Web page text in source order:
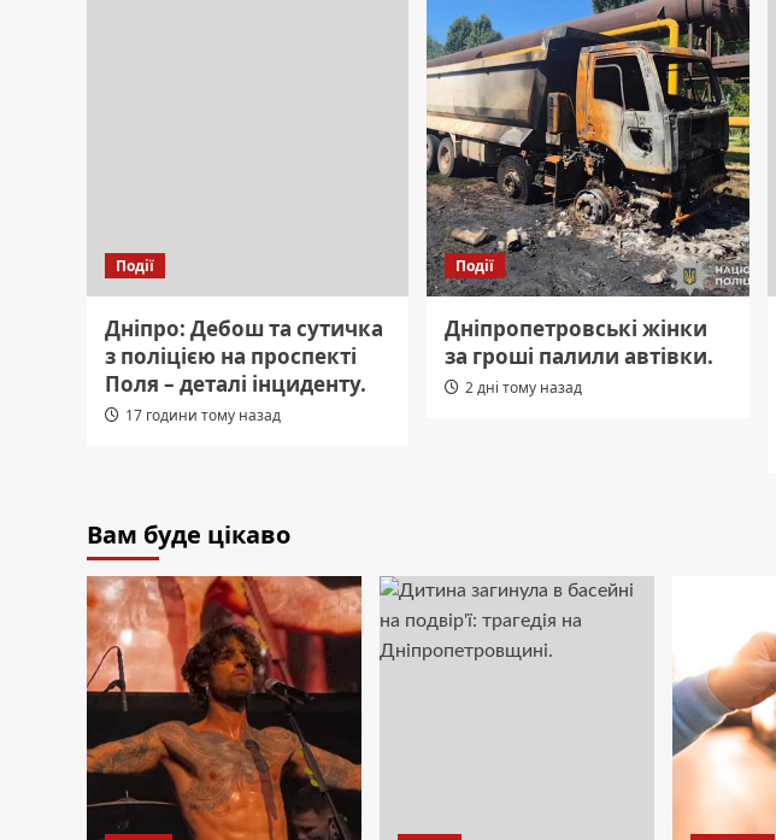
Події
Дніпро: Дебош та сутичка
з поліцією на проспекті
Поля – деталі інциденту.
17 години тому назад
Події
Дніпропетровські жінки
за гроші палили автівки.
2 дні тому назад
Вам буде цікаво